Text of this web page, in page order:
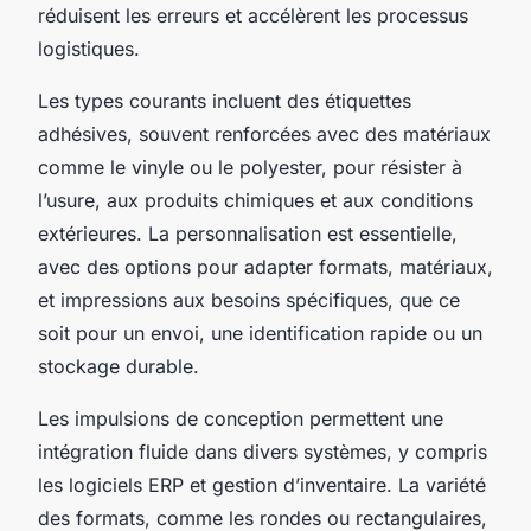
réduisent les erreurs et accélèrent les processus
logistiques.
Les types courants incluent des étiquettes
adhésives, souvent renforcées avec des matériaux
comme le vinyle ou le polyester, pour résister à
l’usure, aux produits chimiques et aux conditions
extérieures. La personnalisation est essentielle,
avec des options pour adapter formats, matériaux,
et impressions aux besoins spécifiques, que ce
soit pour un envoi, une identification rapide ou un
stockage durable.
Les impulsions de conception permettent une
intégration fluide dans divers systèmes, y compris
les logiciels ERP et gestion d’inventaire. La variété
des formats, comme les rondes ou rectangulaires,